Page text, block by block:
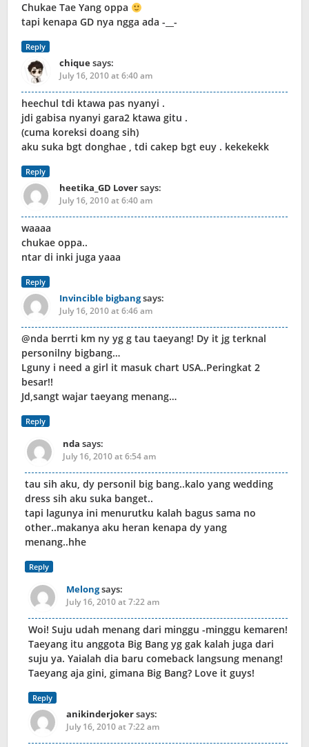
Chukae Tae Yang oppa
tapi kenapa GD nya ngga ada -__-
Reply
chiquesays:
July 16, 2010 at 6:40 am
heechul tdi ktawa pas nyanyi .
jdi gabisa nyanyi gara2 ktawa gitu .
(cuma koreksi doang sih)
aku suka bgt donghae , tdi cakep bgt euy . kekekekk
Reply
heetika_GD Loversays:
July 16, 2010 at 6:40 am
waaaa
chukae oppa..
ntar di inki juga yaaa
Reply
Invincible bigbangsays:
July 16, 2010 at 6:46 am
@nda berrti km ny yg g tau taeyang! Dy it jg terknal
personilny bigbang…
Lguny i need a girl it masuk chart USA..Peringkat 2
besar!!
Jd,sangt wajar taeyang menang…
Reply
nda says:
July 16, 2010 at 6:54 am
tau sih aku, dy personil big bang..kalo yang wedding
dress sih aku suka banget..
tapi lagunya ini menurutku kalah bagus sama no
other..makanya aku heran kenapa dy yang
menang..hhe
Reply
Melongsays:
July 16, 2010 at 7:22 am
Woi! Suju udah menang dari minggu -minggu kemaren!
Taeyang itu anggota Big Bang yg gak kalah juga dari
suju ya. Yaialah dia baru comeback langsung menang!
Taeyang aja gini, gimana Big Bang? Love it guys!
Reply
anikinderjokersays:
July 16, 2010 at 7:22 am